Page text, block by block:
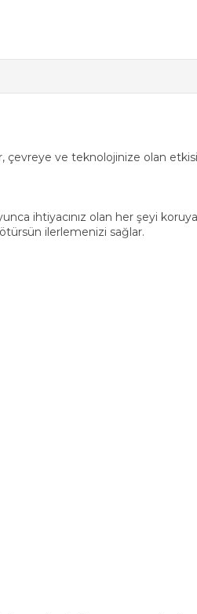
çevreye ve teknolojinize olan
ihtiyacınız olan her şeyi
ilerlemenizi sağlar.